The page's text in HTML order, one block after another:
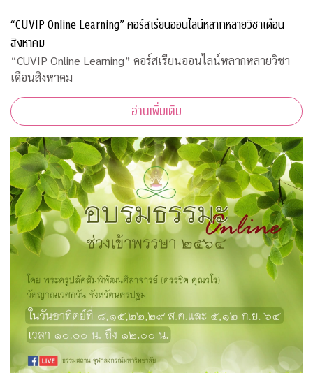
“CUVIP Online Learning” คอร์สเรียนออนไลน์หลากหลายวิชาเดือน
สิงหาคม
“CUVIP Online Learning” คอร์สเรียนออนไลน์หลากหลายวิชา
เดือนสิงหาคม
อ่านเพิ่มเติม